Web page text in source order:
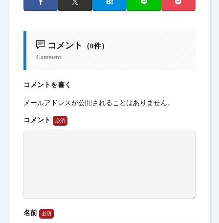
コメント （0件）
Comment
コメントを書く
メールアドレスが公開されることはありません。
コメント
名前